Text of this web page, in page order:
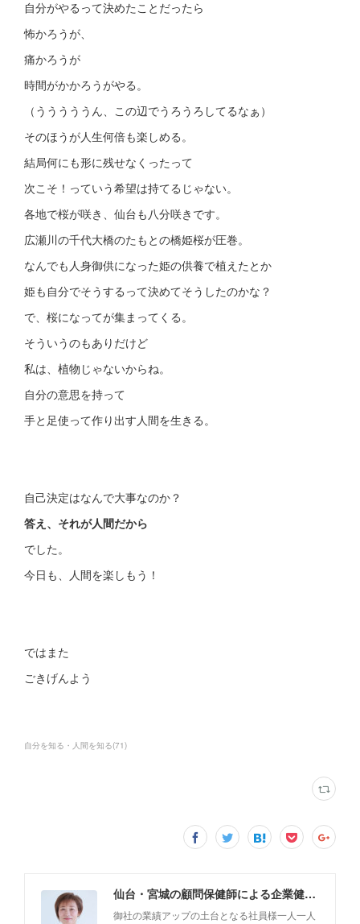
自分がやるって決めたことだったら
怖かろうが、
痛かろうが
時間がかかろうがやる。
（うううううん、この辺でうろうろしてるなぁ）
そのほうが人生何倍も楽しめる。
結局何にも形に残せなくったって
次こそ！っていう希望は持てるじゃない。
各地で桜が咲き、仙台も八分咲きです。
広瀬川の千代大橋のたもとの橋姫桜が圧巻。
なんでも人身御供になった姫の供養で植えたとか
姫も自分でそうするって決めてそうしたのかな？
で、桜になってが集まってくる。
そういうのもありだけど
私は、植物じゃないからね。
自分の意思を持って
手と足使って作り出す人間を生きる。
自己決定はなんで大事なのか？
答え、それが人間だから
でした。
今日も、人間を楽しもう！
ではまた
ごきげんよう
自分を知る・人間を知る(71)
仙台・宮城の顧問保健師による企業健康サポート「健康支援フレッシュ・キラリ」
御社の業績アップの土台となる社員様一人一人